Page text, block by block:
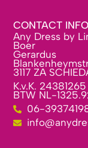
CONTACT INFO
Any Dress by
Boer
Gerardus
3117 ZA
K.v.K. 24381265
BTW NL-
06-